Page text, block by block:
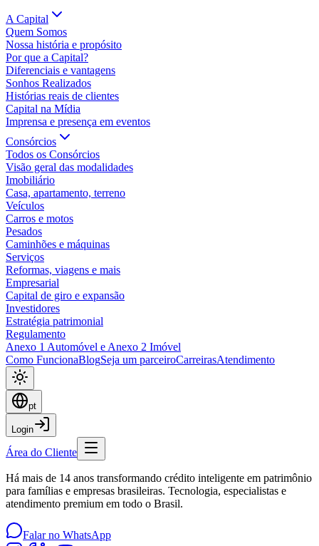
A Capital
Quem Somos
Nossa história e propósito
Por que a Capital?
Diferenciais e vantagens
Sonhos Realizados
Histórias reais de clientes
Capital na Mídia
Imprensa e presença em eventos
Consórcios
Todos os Consórcios
Visão geral das modalidades
Imobiliário
Casa, apartamento, terreno
Veículos
Carros e motos
Pesados
Caminhões e máquinas
Serviços
Reformas, viagens e mais
Empresarial
Capital de giro e expansão
Investidores
Estratégia patrimonial
Regulamento
Anexo 1 Automóvel e Anexo 2 Imóvel
Como FuncionaBlogSeja um parceiroCarreirasAtendimento
pt
Login
Área do Cliente
Há mais de 14 anos transformando crédito inteligente em patrimônio
para famílias e empresas brasileiras. Tecnologia, especialistas e
atendimento premium em todo o Brasil.
Falar no WhatsApp